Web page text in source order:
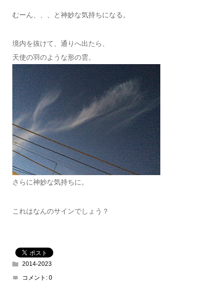
むーん、、、と神妙な気持ちになる。
境内を抜けて、通りへ出たら、
天使の羽のような形の雲。
さらに神妙な気持ちに。
これはなんのサインでしょう？
2014-2023
コメント: 0